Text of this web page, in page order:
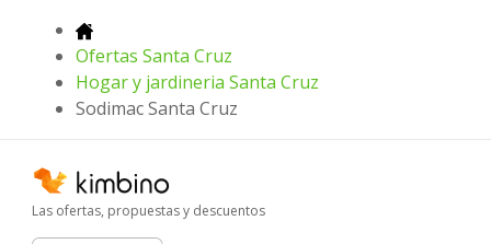
Ofertas Santa Cruz
Hogar y jardineria Santa Cruz
Sodimac Santa Cruz
Las ofertas, propuestas y descuentos